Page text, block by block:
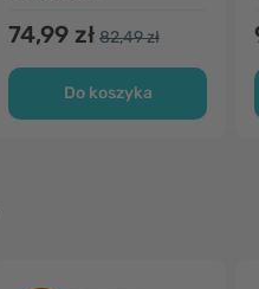
74,99 zł 82,49 zł
Do koszyka